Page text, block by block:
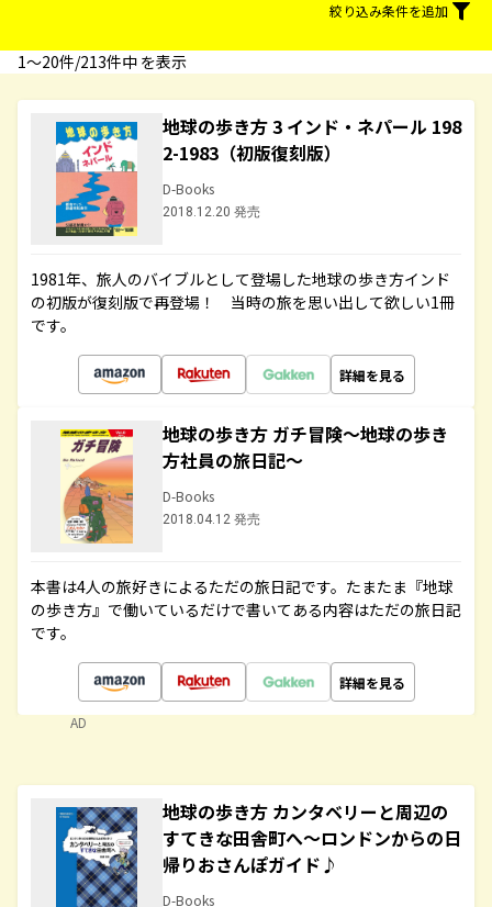
絞り込み条件を追加
1〜20件/213件中 を表示
地球の歩き方 3 インド・ネパール 198
2-1983（初版復刻版）
D-Books
2018.12.20 発売
1981年、旅人のバイブルとして登場した地球の歩き方インド
の初版が復刻版で再登場！ 当時の旅を思い出して欲しい1冊
です。
詳細を見る
地球の歩き方 ガチ冒険～地球の歩き
方社員の旅日記～
D-Books
2018.04.12 発売
本書は4人の旅好きによるただの旅日記です。たまたま『地球
の歩き方』で働いているだけで書いてある内容はただの旅日記
です。
詳細を見る
AD
地球の歩き方 カンタベリーと周辺の
すてきな田舎町へ～ロンドンからの日
帰りおさんぽガイド♪
D-Books